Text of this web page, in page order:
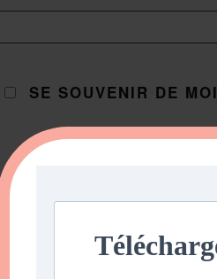
SE SOUVENIR DE MOI